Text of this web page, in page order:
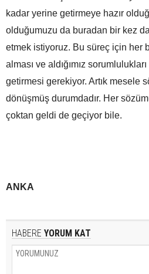
kadar yerine getirmeye hazır
olduğumuzu da buradan bir kez
etmek istiyoruz. Bu süreç için her
alması ve aldığımız
getirmesi gerekiyor. Artık mesele
dönüşmüş durumdadır. Her
çoktan geldi de geçiyor bile.
ANKA
HABERE YORUM KAT